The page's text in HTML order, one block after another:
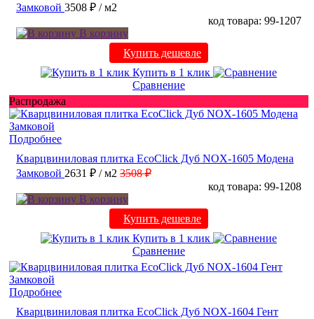
Замковой 3508 ₽ / м2
код товара: 99-1207
В корзину
Купить дешевле
Купить в 1 клик
Сравнение
Распродажа
Подробнее
Кварцвиниловая плитка EcoClick Дуб NOX-1605 Модена
Замковой 2631 ₽ / м2 3508 ₽
код товара: 99-1208
В корзину
Купить дешевле
Купить в 1 клик
Сравнение
Подробнее
Кварцвиниловая плитка EcoClick Дуб NOX-1604 Гент